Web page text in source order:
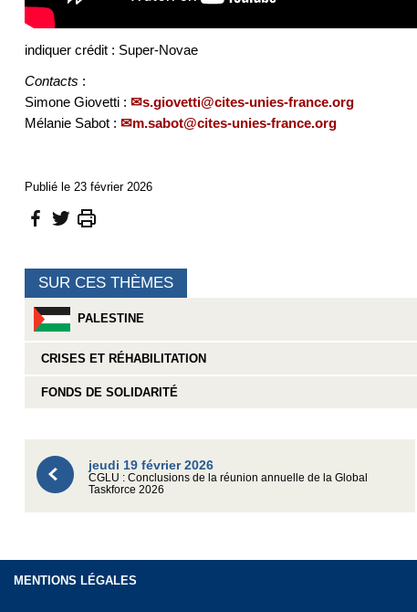
indiquer crédit : Super-Novae
Contacts :
Simone Giovetti :
s.giovetti@cites-unies-france.org
Mélanie Sabot :
m.sabot@cites-unies-france.org
Publié le 23 février 2026
SUR CES THÈMES
PALESTINE
CRISES ET RÉHABILITATION
FONDS DE SOLIDARITÉ
jeudi 19 février 2026
CGLU : Conclusions de la réunion annuelle de la Global
Taskforce 2026
MENTIONS LÉGALES